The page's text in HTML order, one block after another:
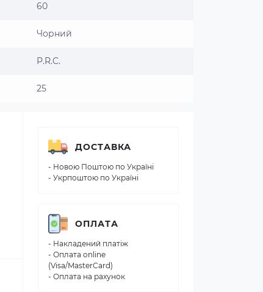
60
Чорний
P.R.C.
25
ДОСТАВКА
- Новою Поштою по Україні
- Укрпоштою по Україні
ОПЛАТА
- Накладений платіж
- Оплата online
(Visa/MasterCard)
- Оплата на рахунок